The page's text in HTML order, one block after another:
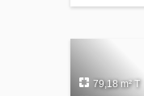
79,18 m² T